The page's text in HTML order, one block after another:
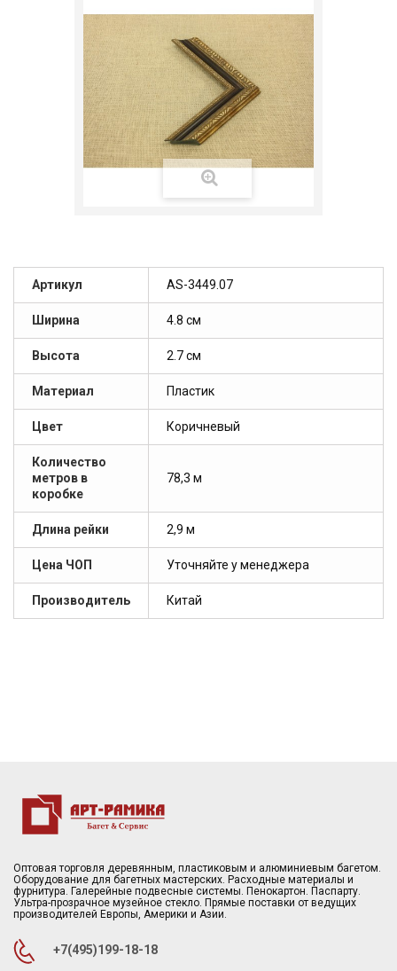
Артикул AS-3449.07
Ширина 4.8 см
Высота 2.7 см
Материал Пластик
Цвет Коричневый
Количество
метров в
коробке
78,3 м
Длина рейки 2,9 м
Цена ЧОП Уточняйте у менеджера
Производитель Китай
Оптовая торговля деревянным, пластиковым и алюминиевым багетом.
Оборудование для багетных мастерских. Расходные материалы и
фурнитура. Галерейные подвесные системы. Пенокартон. Паспарту.
Ультра-прозрачное музейное стекло. Прямые поставки от ведущих
производителей Европы, Америки и Азии.
+7(495)199-18-18